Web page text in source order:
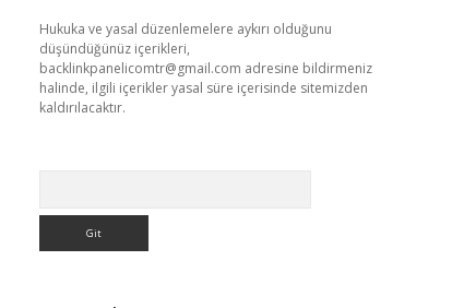
Hukuka ve yasal düzenlemelere aykırı olduğunu
düşündüğünüz içerikleri,
backlinkpanelicomtr@gmail.com adresine bildirmeniz
halinde, ilgili içerikler yasal süre içerisinde sitemizden
kaldırılacaktır.